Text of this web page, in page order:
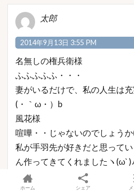
太郎
2014年9月13日 3:55 PM
名無しの権兵衛様
ふふふふふ・・・
妻がいるだけで、私の人生は
(・｀ω・）b
風花様
喧嘩・・じゃないのでしょう
私が手羽先が好きだと思って
ん作ってきてくれましたヽ(ω` )
焼肉マン様
画像は私の精神状態を性格に
ホーム シェア